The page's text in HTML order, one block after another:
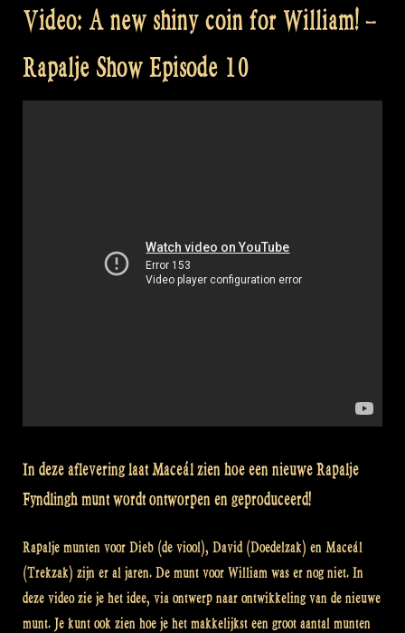
Video: A new shiny coin for William! –
Rapalje Show Episode 10
In deze aflevering laat Maceál zien hoe een nieuwe Rapalje
Fyndlingh munt wordt ontworpen en geproduceerd!
Rapalje munten voor Dieb (de viool), David (Doedelzak) en Maceál
(Trekzak) zijn er al jaren. De munt voor William was er nog niet. In
deze video zie je het idee, via ontwerp naar ontwikkeling van de nieuwe
munt. Je kunt ook zien hoe je het makkelijkst een groot aantal munten